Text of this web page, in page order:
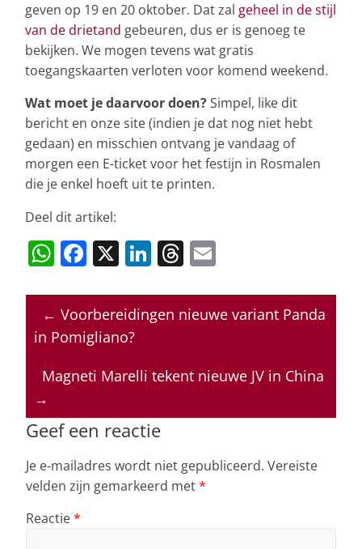
geven op 19 en 20 oktober. Dat zal geheel in de stijl
van de drietand gebeuren, dus er is genoeg te
bekijken. We mogen tevens wat gratis
toegangskaarten verloten voor komend weekend.
Wat moet je daarvoor doen?Simpel, like dit
bericht en onze site (indien je dat nog niet hebt
gedaan) en misschien ontvang je vandaag of
morgen een E-ticket voor het festijn in Rosmalen
die je enkel hoeft uit te printen.
Deel dit artikel:
W
at
s
p
p
F
c
e
b
o
o
k
X Li
k
e
n
T
re
a
s
ai
l
← Voorbereidingen nieuwe variant Panda
in Pomigliano?
Magneti Marelli tekent nieuwe JV in China
→
Geef een reactie
Je e-mailadres wordt niet gepubliceerd. Vereiste
velden zijn gemarkeerd met*
Reactie*